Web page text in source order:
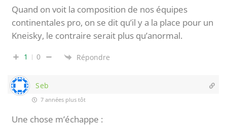
Quand on voit la composition de nos équipes
continentales pro, on se dit qu’il y a la place pour un
Kneisky, le contraire serait plus qu’anormal.
1 0 Répondre
Seb
7 années plus tôt
Une chose m’échappe :